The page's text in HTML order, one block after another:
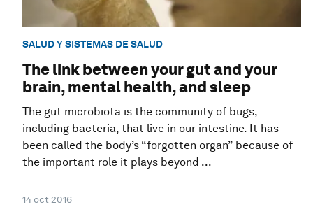
SALUD Y SISTEMAS DE SALUD
The link between your gut and your
brain, mental health, and sleep
The gut microbiota is the community of bugs,
including bacteria, that live in our intestine. It has
been called the body’s “forgotten organ” because of
the important role it plays beyond ...
14 oct 2016